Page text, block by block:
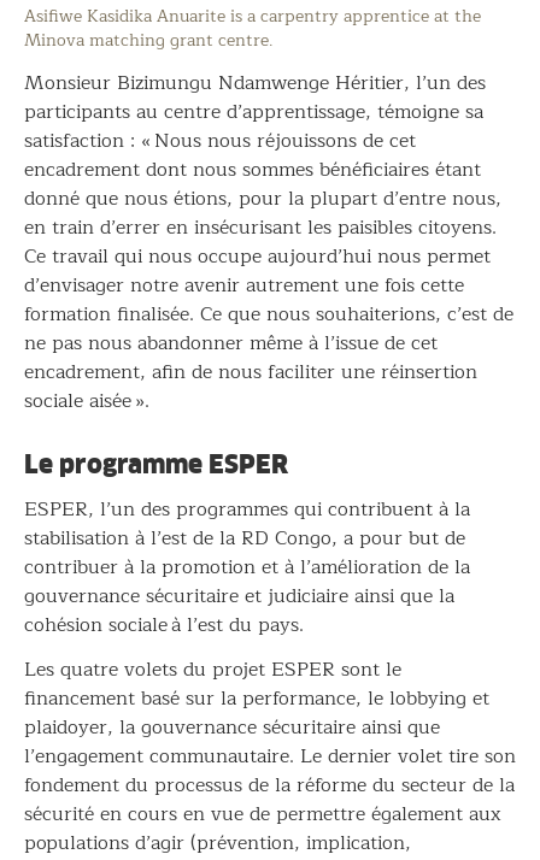
Asifiwe Kasidika Anuarite is a carpentry apprentice at the
Minova matching grant centre.
Monsieur Bizimungu Ndamwenge Héritier, l’un des
participants au centre d’apprentissage, témoigne sa
satisfaction : « Nous nous réjouissons de cet
encadrement dont nous sommes bénéficiaires étant
donné que nous étions, pour la plupart d’entre nous,
en train d’errer en insécurisant les paisibles citoyens.
Ce travail qui nous occupe aujourd’hui nous permet
d’envisager notre avenir autrement une fois cette
formation finalisée. Ce que nous souhaiterions, c’est de
ne pas nous abandonner même à l’issue de cet
encadrement, afin de nous faciliter une réinsertion
sociale aisée ».
Le programme ESPER
ESPER, l’un des programmes qui contribuent à la
stabilisation à l’est de la RD Congo, a pour but de
contribuer à la promotion et à l’amélioration de la
gouvernance sécuritaire et judiciaire ainsi que la
cohésion sociale à l’est du pays.
Les quatre volets du projet ESPER sont le
financement basé sur la performance, le lobbying et
plaidoyer, la gouvernance sécuritaire ainsi que
l’engagement communautaire. Le dernier volet tire son
fondement du processus de la réforme du secteur de la
sécurité en cours en vue de permettre également aux
populations d’agir (prévention, implication,